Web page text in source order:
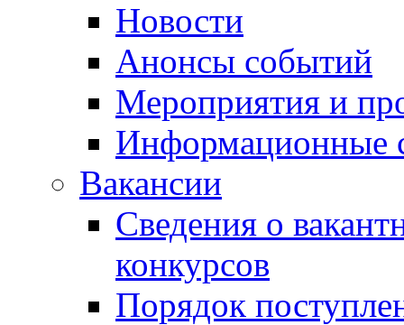
Новости
Анонсы событий
Мероприятия и
Информационные
Вакансии
Сведения о
конкурсов
Порядок